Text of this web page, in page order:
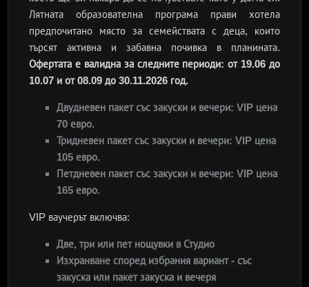
Лятната образователна програма прави хотела
предпочитано място за семействата с деца, които
търсят активна и забавна почивка в планината.
Офертата е валидна за следните периоди: от 19.06 до
10.07 и от 08.09 до 30.11.2026 год.
Двудневен пакет със закуски и вечери: VIP цена
70 евро.
Тридневен пакет със закуски и вечери: VIP цена
105 евро.
Петдневен пакет със закуски и вечери: VIP цена
165 евро.
VIP ваучерът включва:
Две, три или пет нощувки в Студио
Изхранване според избрания вариант - със
закуска или пакет закуска и вечеря